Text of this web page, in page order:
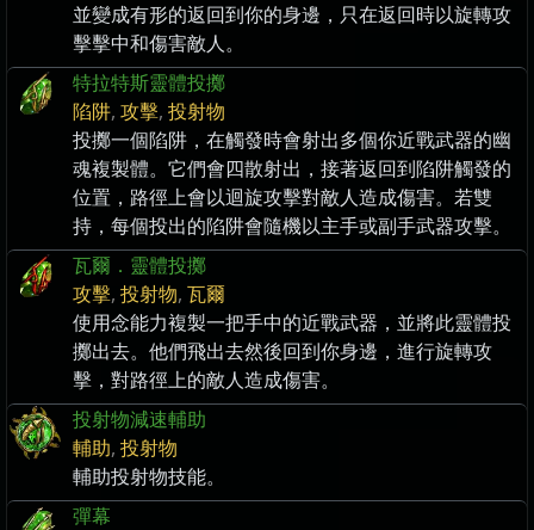
並變成有形的返回到你的身邊，只在返回時以旋轉攻
擊擊中和傷害敵人。
特拉特斯靈體投擲
陷阱, 攻擊, 投射物
投擲一個陷阱，在觸發時會射出多個你近戰武器的幽
魂複製體。它們會四散射出，接著返回到陷阱觸發的
位置，路徑上會以迴旋攻擊對敵人造成傷害。若雙
持，每個投出的陷阱會隨機以主手或副手武器攻擊。
瓦爾．靈體投擲
攻擊, 投射物, 瓦爾
使用念能力複製一把手中的近戰武器，並將此靈體投
擲出去。他們飛出去然後回到你身邊，進行旋轉攻
擊，對路徑上的敵人造成傷害。
投射物減速輔助
輔助, 投射物
輔助投射物技能。
彈幕